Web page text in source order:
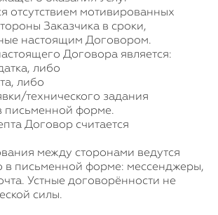
отсутствием мотивированных
Заказчика в сроки,
настоящим Договором.
Договора является:
либо
либо
технического задания
письменной форме.
Договор считается
между сторонами ведутся
в письменной форме: мессенджеры,
Устные договорённости не
силы.